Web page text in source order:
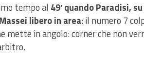
tempo al 49′ quando Paradisi,
libero in area: il numero 7
mette in angolo: corner che non